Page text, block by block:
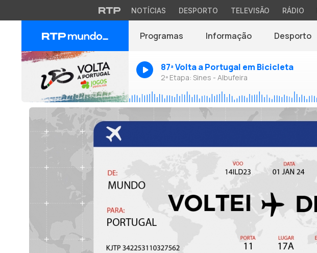
NOTÍCIAS DESPORTO TELEVISÃO RÁDIO
Programas Informação Desporto
87ª Volta a Portugal em Bicicleta
2ª Etapa: Sines - Albufeira